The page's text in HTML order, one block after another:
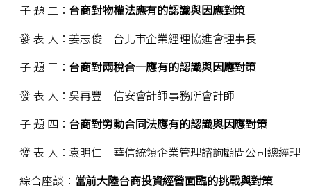
子 題 二： 台商對物權法應有的認識與因應對策
發 表 人：姜志俊 台北市企業經理協進會理事長
子 題 三： 台商對兩稅合一應有的認識與因應對策
發 表 人：吳再豐 信安會計師事務所會計師
子 題 四： 台商對勞動合同法應有的認識與因應對策
發 表 人：袁明仁 華信統領企業管理諮詢顧問公司總經理
綜合座談： 當前大陸台商投資經營面臨的挑戰與對策